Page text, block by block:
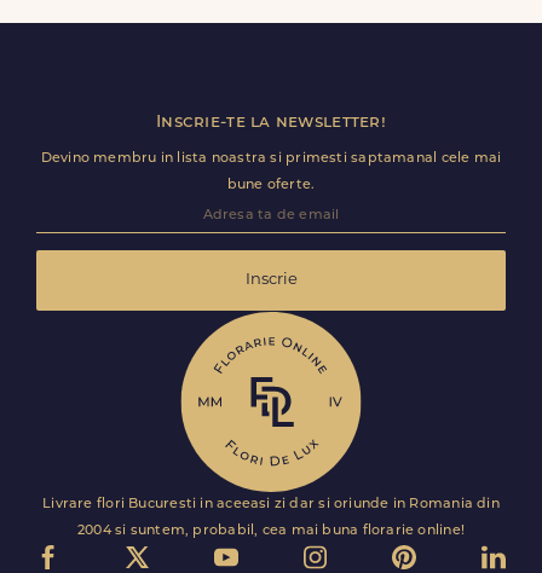
Florile sunt livrate rapid, direct de curierii nostri proprii.
Inscrie-te la newsletter!
Devino membru in lista noastra si primesti saptamanal cele mai
bune oferte.
Inscrie
Livrare flori Bucuresti in aceeasi zi dar si oriunde in Romania din
2004 si suntem, probabil, cea mai buna florarie online!